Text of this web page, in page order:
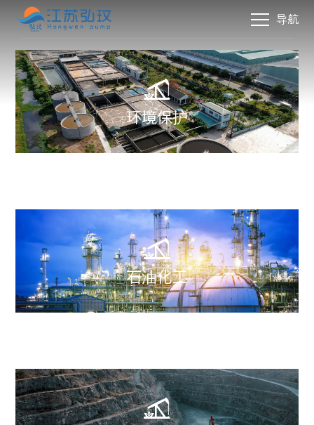
导航
首页>应用领域>采矿工程

环境保护

石油化工
